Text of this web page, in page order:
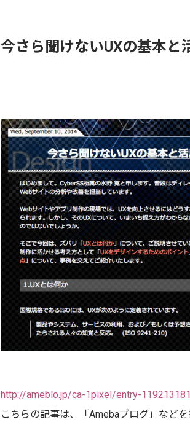
今さら聞けないUXの基本と
http://ameblo.jp/ca-1pixel/entry-
こちらの記事は、「Amebaブログ」など